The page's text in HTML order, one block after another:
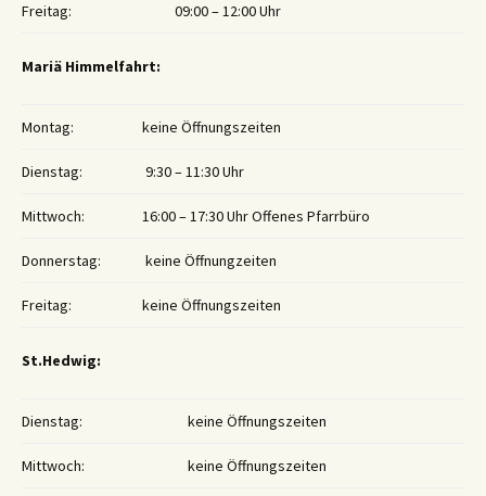
Freitag: 09:00 – 12:00 Uhr
Mariä Himmelfahrt:
Montag: keine Öffnungszeiten
Dienstag: 9:30 – 11:30 Uhr
Mittwoch: 16:00 – 17:30 Uhr Offenes Pfarrbüro
Donnerstag: keine Öffnungzeiten
Freitag: keine Öffnungszeiten
St.Hedwig:
Dienstag: keine Öffnungszeiten
Mittwoch: keine Öffnungszeiten